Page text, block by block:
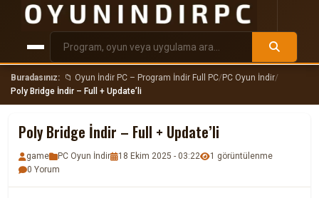
Buradasınız: 📁 Oyun İndir PC – Program İndir Full PC/PC Oyun İndir/
Poly Bridge İndir – Full + Update’li
Poly Bridge İndir – Full + Update’li
game PC Oyun İndir 18 Ekim 2025 - 03:22
1 görüntülenme
0 Yorum